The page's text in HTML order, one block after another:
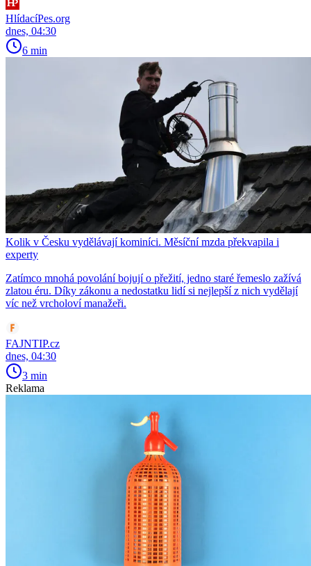
HlídacíPes.org
dnes, 04:30
6 min
Kolik v Česku vydělávají kominíci. Měsíční mzda překvapila i
experty
Zatímco mnohá povolání bojují o přežití, jedno staré řemeslo zažívá
zlatou éru. Díky zákonu a nedostatku lidí si nejlepší z nich vydělají
víc než vrcholoví manažeři.
FAJNTIP.cz
dnes, 04:30
3 min
Reklama